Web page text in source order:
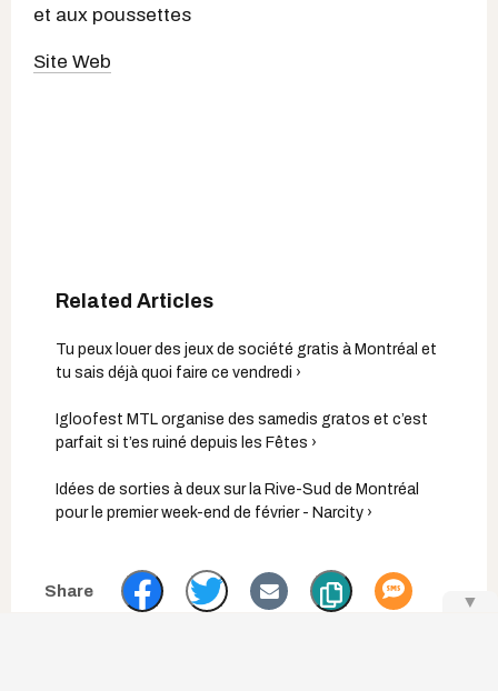
et aux poussettes
Site Web
Tu peux louer des jeux de société gratis à Montréal et
tu sais déjà quoi faire ce vendredi ›
Igloofest MTL organise des samedis gratos et c’est
parfait si t’es ruiné depuis les Fêtes ›
Idées de sorties à deux sur la Rive-Sud de Montréal
pour le premier week-end de février - Narcity ›
▼